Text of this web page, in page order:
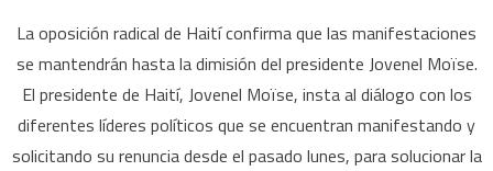
La oposición radical de Haití confirma que las manifestaciones
se mantendrán hasta la dimisión del presidente Jovenel Moïse.
El presidente de Haití, Jovenel Moïse, insta al diálogo con los
diferentes líderes políticos que se encuentran manifestando y
solicitando su renuncia desde el pasado lunes, para solucionar la